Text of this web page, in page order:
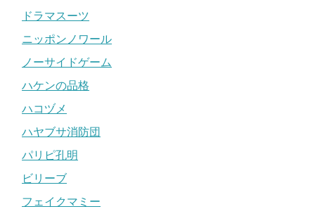
ドラマスーツ
ニッポンノワール
ノーサイドゲーム
ハケンの品格
ハコヅメ
ハヤブサ消防団
パリピ孔明
ビリーブ
フェイクマミー